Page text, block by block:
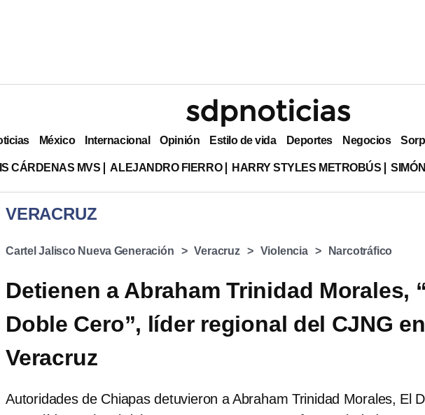
México Internacional Opinión Estilo de vida Deportes Negocios
CÁRDENAS MVS ALEJANDRO FIERRO HARRY STYLES METROBÚS
VERACRUZ
Cartel Jalisco Nueva Generación Veracruz Violencia Narcotráfico
Detienen a Abraham Trinidad Morales,
Doble Cero”, líder regional del CJNG en
Veracruz
Autoridades de Chiapas detuvieron a Abraham Trinidad Morales, El